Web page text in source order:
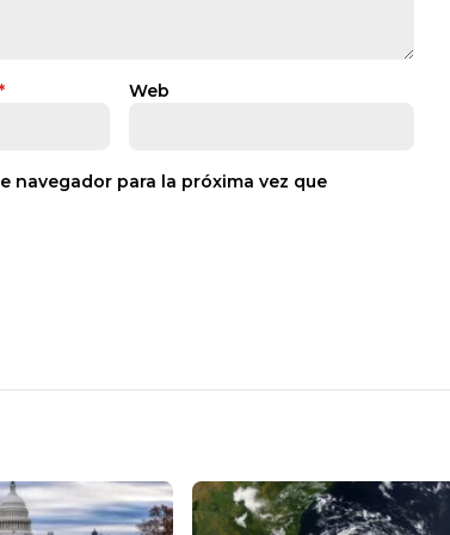
* Web
navegador para la próxima vez que